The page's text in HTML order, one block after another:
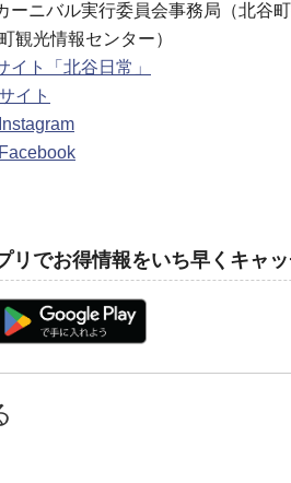
ーニバル実行委員会事務局（北谷町
観光情報センター）
ト「北谷日常」
イト
リでお得情報をいち早くキャ